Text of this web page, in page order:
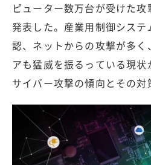
ピューター数万台が受けた
発表した。産業用制御シス
認、ネットからの攻撃が多く
アも猛威を振るっている現
サイバー攻撃の傾向とその対